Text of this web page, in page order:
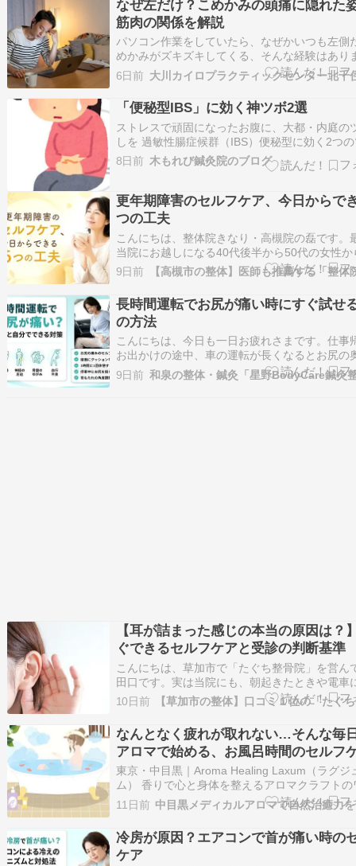
討しましょう。ここでは、歩くと腰が痛む原
なぜ左だけ？こめかみの頭痛に隠れた
筋肉の関係を解説
パソコン作業をしていたら、なぜかいつも左側
めかみがズキズキしてくる、そんな経験はあり
か。片側だけの痛みだと、単なる肩こりなのか
とも何か怖い病気の前触れなのか、不安になっ
う方も多いと思います。 今回は、頭痛の中で
のこめかみに出やすいタイプに注目して…
6日前
「便秘型IBS」に効く神ツボ2選
ストレスで頑固になったお腹に、大都・内庭の
しを 過敏性腸症候群（IBS）便秘型に効く2つ
ストレスで環境が変わると、お腹が張って便秘
てしまう…そんな経験はありませんか？これは
庭ってどこ？今日ご紹介するのは、…
8日前 木もれび鍼灸院のブログ
更年期障害のセルフケア、今日からで
つの工夫
こんにちは、整体院きなり・高槻院の磊です。
当院にお越しになる40代後半から50代の女性か
の火照りや眠りの浅さについてのご相談が急に
きました。もしかすると、あなたも同じような
を抱えて、更年期障害のセルフケアについて検
たのではないでしょうか。実は、そう…
9日前
長時間運転でお尻が痛い時にすぐ試せ
の方法
こんにちは、今日も一日お疲れさまです。仕事
お出かけの途中、車の運転が長くなるとお尻の
んじんしてくることはありませんか。 ハンドル
たびに違和感が出てくると、運転そのものが憂
9日前
【耳が詰まった感じの本当の原因は？
ぐできるセルフケアと受診の判断基準
こんにちは、草加市で「たぐち整骨院」を営ん
田口です。実は当院にも、朝起きたときや電車
ているときに耳が詰まったような感覚が続いて
なり、来院される方が増えています。「耳鼻科
常なしと言われたけれど、なんだかスッキリし
というお声もよく耳にします。そんな詰ま…
10日前
なんとなく疲れが取れない…そんな毎
アロマで始める、お風呂時間のセルフ
東京・中目黒｜Aroma Healing Laxum（ラグジ
ム） 香りで心と身体を整えるアロマクラフトの
ショップやマルシェ出店を中心に活動していま
イアメジスト公式サイト 「しっかり寝たはず
れが残る。」「忙しい毎日で、気持ちを切り替
間がない。」「病…
11日前
冷房が原因？エアコンで首が痛い時の
ケア